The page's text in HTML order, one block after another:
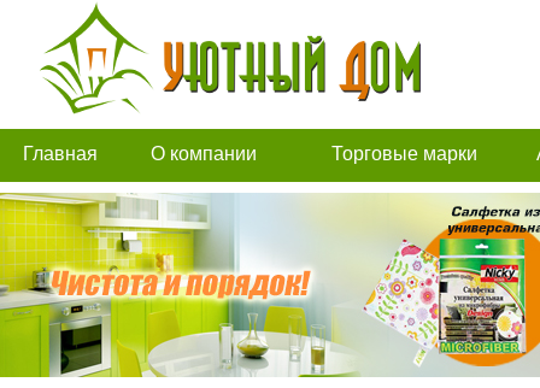
Главная О компании Торговые марки